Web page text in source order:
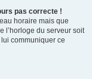
pas correcte !
horaire mais que
l’horloge du serveur soit
communiquer ce